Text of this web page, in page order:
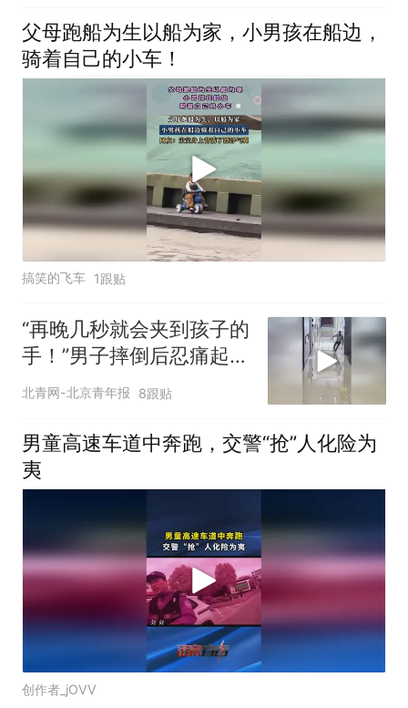
父母跑船为生以船为家，小男孩在船边，
骑着自己的小车！
搞笑的飞车 1跟贴
“再晚几秒就会夹到孩子的
手！”男子摔倒后忍痛起
身，狂奔救下6岁男童
北青网-北京青年报 8跟贴
男童高速车道中奔跑，交警“抢”人化险为
夷
创作者_jOVV